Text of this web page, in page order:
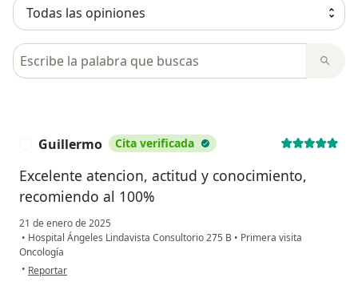
Busca en opiniones
Guillermo Cita verificada
Excelente atencion, actitud y conocimiento,
recomiendo al 100%
21 de enero de 2025
• Hospital Ángeles Lindavista Consultorio 275 B • Primera visita
Oncología
• en opinión del usuario Guillermo
Reportar